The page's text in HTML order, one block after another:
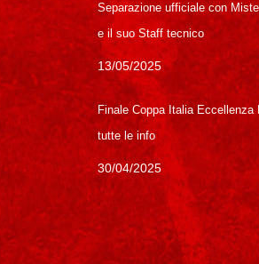
Separazione ufficiale con
e il suo Staff tecnico
13/05/2025
Finale Coppa Italia Eccellenza
tutte le info
30/04/2025